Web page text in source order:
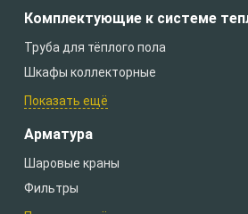
Комплектующие к системе
Труба для тёплого пола
Шкафы коллекторные
Показать ещё
Арматура
Шаровые краны
Фильтры